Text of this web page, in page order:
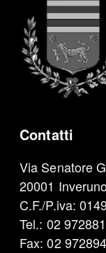
Contatti
Via Senatore
20001
C.F./P.iva:
Tel.: 02
Fax: 02